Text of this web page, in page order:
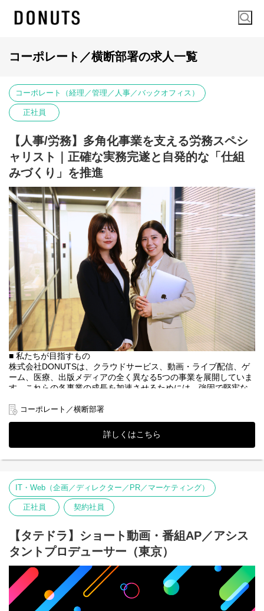
コーポレート／横断部署の求人一覧
コーポレート（経理／管理／人事／バックオフィス）
正社員
【人事/労務】多角化事業を支える労務スペシ
ャリスト｜正確な実務完遂と自発的な「仕組
みづくり」を推進
■ 私たちが目指すもの
株式会社DONUTSは、クラウドサービス、動画・ライブ配信、ゲ
ーム、医療、出版メディアの全く異なる5つの事業を展開していま
す。これらの各事業の成長を加速させるためには、強固で堅牢な
私たちが目指すのは、受動的な業務遂行にとどまらない「価値向
上につながる労務」です。
給与計算や社会保険手続きなどの実務を主担当として正確にやり
切る力と、自発的なアイデアで労務フローやリスク管理体制をア
ップデートしていく推進力の両方を発揮していただける環境で
■ DONUTS労務の環境と醍醐味
多角化経営ゆえに、事業部ごとに就業形態や制度設計が異なりま
す。そのため、ルーティン処理にとどまらず、幅広い労務知識と
また、当グループでは自社プロダクト「ジョブカン」をフル活用
して業務を効率化しています。実務を通じて「より精度を高める
ための業務フロー改善」を自発的に提案・実行し、自社プロダク
トのさらなる改善へと繋げていく「主体的な取り組み」ができる
のは、DONUTSならではの面白さです。
■ 具体的なミッション（あなたにお任せしたいこと）
コーポレート／横断部署
詳しくはこちら
IT・Web（企画／ディレクター／PR／マーケティング）
正社員 契約社員
【タテドラ】ショート動画・番組AP／アシス
タントプロデューサー（東京）